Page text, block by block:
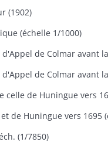
(1902)
(échelle 1/1000)
(1/7850)